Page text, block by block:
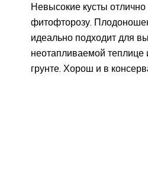
Невысокие кусты отлично
фитофторозу.
идеально подходит для
неотапливаемой теплице
грунте. Хорош и в